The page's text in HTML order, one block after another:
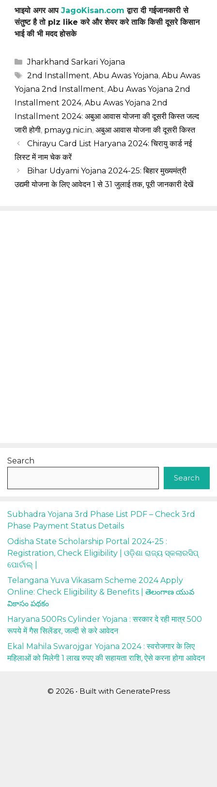
भाइयो अगर आप JagoKisan.com द्वारा दी गईजानकारी से
संतुष्ट है तो plz like करे और शेयर करे ताकि किसी दूसरे किसान
भाई की भी मदद होसके
Categories
Jharkhand Sarkari Yojana
Tags
2nd Installment, Abu Awas Yojana, Abu Awas
Yojana 2nd Installment, Abu Awas Yojana 2nd
Installment 2024, Abu Awas Yojana 2nd
Installment 2024: अबुआ आवास योजना की दूसरी किस्त जल्द
जारी होगी, pmayg.nic.in, अबुआ आवास योजना की दूसरी किस्त
Chirayu Card List Haryana 2024: चिरायु कार्ड नई
लिस्ट में नाम चेक करें
Bihar Udyami Yojana 2024-25: बिहार मुख्यमंत्री
उद्यमी योजना के लिए आवेदन 1 से 31 जुलाई तक, पूरी जानकारी देखें
Search
Search
Subhadra Yojana 3rd Phase List PDF – Check 3rd
Phase Payment Status Details
Odisha State Scholarship Portal 2024-25 :
Registration, Check Eligibility | ଓଡ଼ିଶା ରାଜ୍ୟ ସ୍କଲାରସିପ୍
ପୋର୍ଟାଲ୍ |
Telangana Yuva Vikasam Scheme 2024 Apply
Online: Check Eligibility & Benefits | తెలంగాణ యువ
వికాసం పథకం
Haryana 500Rs Cylinder Yojana : सरकार दे रही मात्र 500
रूपये में गैस सिलेंडर, जल्दी से करे आवेदन
Ekal Mahila Swarojgar Yojana 2024 : स्वरोजगार के लिए
महिलाओं को मिलेगी 1 लाख रुपए की सहायता राशि, ऐसे करना होगा आवेदन
© 2026 • Built with GeneratePress